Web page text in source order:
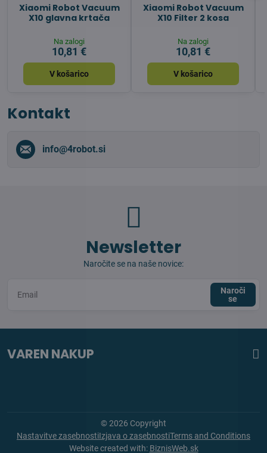
Xiaomi Robot Vacuum
X10 glavna krtača
Na zalogi
10,81 €
V košarico
Xiaomi Robot Vacuum
X10 Filter 2 kosa
Na zalogi
10,81 €
V košarico
Kontakt
info​@4robot​.si
Newsletter
Naročite se na naše novice:
Naroči
se
VAREN NAKUP
©2026 Copyright
Nastavitve zasebnostiIzjava o zasebnostiTerms and Conditions
Website created with: BiznisWeb.sk